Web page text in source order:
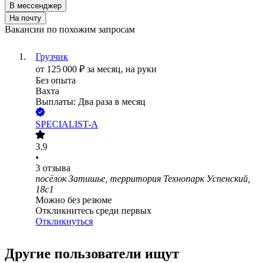
В мессенджер
На почту
Вакансии по похожим запросам
Грузчик
от 125 000 ₽ за месяц, на руки
Без опыта
Вахта
Выплаты: Два раза в месяц
SPECIALIST-A
3.9
•
3 отзыва
посёлок Затишье, территория Технопарк Успенский,
18с1
Можно без резюме
Откликнитесь среди первых
Откликнуться
Другие пользователи ищут